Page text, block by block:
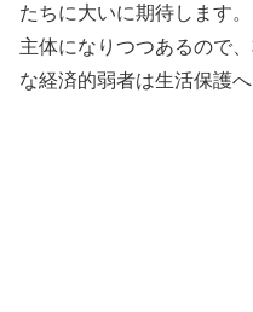
たちに大いに期待します
主体になりつつあるので
な経済的弱者は生活保護